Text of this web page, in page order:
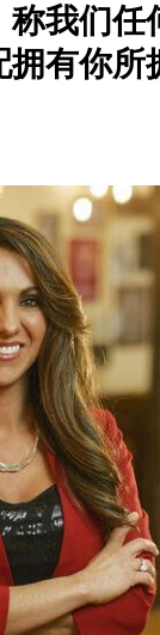
我们任
有你所